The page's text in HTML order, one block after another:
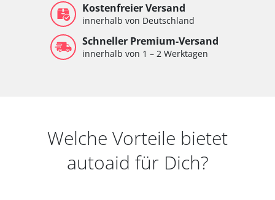
Kostenfreier Versand
innerhalb von Deutschland
Schneller Premium-Versand
innerhalb von 1 – 2 Werktagen
Welche Vorteile bietet
autoaid für Dich?